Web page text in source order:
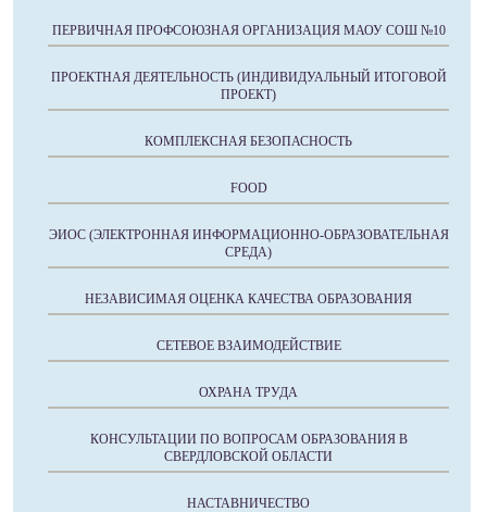
ПЕРВИЧНАЯ ПРОФСОЮЗНАЯ ОРГАНИЗАЦИЯ МАОУ СОШ №10
ПРОЕКТНАЯ ДЕЯТЕЛЬНОСТЬ (ИНДИВИДУАЛЬНЫЙ ИТОГОВОЙ
ПРОЕКТ)
КОМПЛЕКСНАЯ БЕЗОПАСНОСТЬ
FOOD
ЭИОС (ЭЛЕКТРОННАЯ ИНФОРМАЦИОННО-ОБРАЗОВАТЕЛЬНАЯ
СРЕДА)
НЕЗАВИСИМАЯ ОЦЕНКА КАЧЕСТВА ОБРАЗОВАНИЯ
СЕТЕВОЕ ВЗАИМОДЕЙСТВИЕ
ОХРАНА ТРУДА
КОНСУЛЬТАЦИИ ПО ВОПРОСАМ ОБРАЗОВАНИЯ В
СВЕРДЛОВСКОЙ ОБЛАСТИ
НАСТАВНИЧЕСТВО